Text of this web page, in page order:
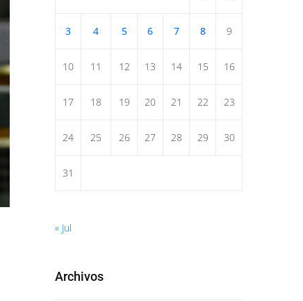
3 4 5 6 7 8 9
10 11 12 13 14 15 16
17 18 19 20 21 22 23
24 25 26 27 28 29 30
31
« Jul
Archivos